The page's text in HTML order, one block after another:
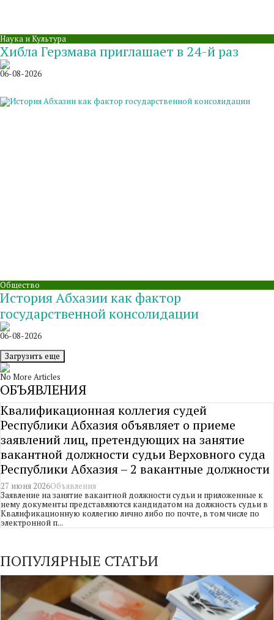
Наука и Культура
Хибла Герзмава приглашает в 24-й раз
06-08-2026
Общество
История Абхазии как фактор
государственной консолидации
06-08-2026
Загрузить еще
No More Articles
ОБЪЯВЛЕНИЯ
Квалификационная коллегия судей
Республики Абхазия объявляет о приеме
заявлений лиц, претендующих на занятие
вакантной должности судьи Верховного суда
Республики Абхазия – 2 вакантные должности
27 июня 2026Объявления
Заявление на занятие вакантной должности судьи и приложенные к
нему документы представляются кандидатом на должность судьи в
Квалификационную коллегию лично либо по почте, в том числе по
электронной п...
ПОПУЛЯРНЫЕ СТАТЬИ